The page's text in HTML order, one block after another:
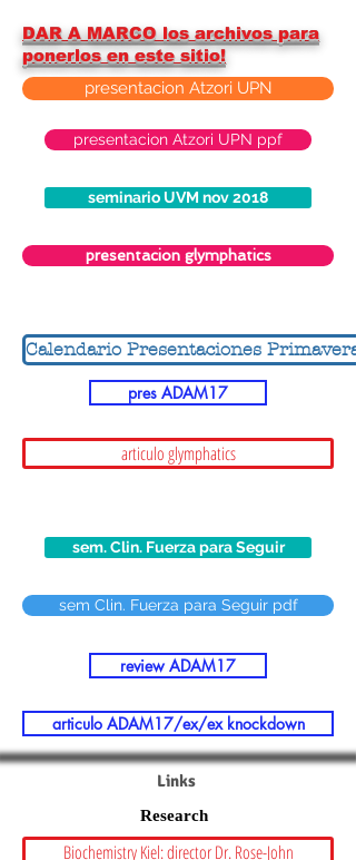
DAR A MARCO los archivos para
ponerlos en este sitio!
presentacion Atzori UPN
presentacion Atzori UPN ppf
seminario UVM nov 2018
presentacion glymphatics
Calendario Presentaciones Primavera
pres ADAM17
articulo glymphatics
sem. Clin. Fuerza para Seguir
sem Clin. Fuerza para Seguir pdf
review ADAM17
articulo ADAM17/ex/ex knockdown
Links
Research
Biochemistry Kiel: director Dr. Rose-John